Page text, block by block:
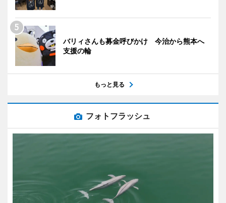
バリィさんも募金呼びかけ 今治から熊本へ
支援の輪
もっと見る
フォトフラッシュ